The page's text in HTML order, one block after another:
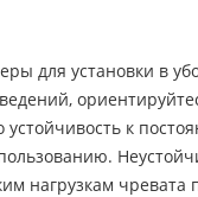
для установки в
устойчивость к
нагрузкам чревата